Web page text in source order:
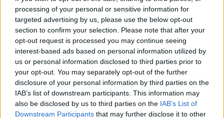
processing of your personal or sensitive information for
targeted advertising by us, please use the below opt-out
section to confirm your selection. Please note that after your
opt-out request is processed you may continue seeing
interest-based ads based on personal information utilized by
us or personal information disclosed to third parties prior to
your opt-out. You may separately opt-out of the further
disclosure of your personal information by third parties on the
IAB’s list of downstream participants. This information may
also be disclosed by us to third parties on the IAB’s List of
Downstream Participants that may further disclose it to other
τον μήνα, έχουν προσωπική διαφορά και
ωφελήθηκαν μόνο από την κατάργηση της
ειδικής εισφοράς αλληλεγγύης κατά μέσο
όρο με 111 ευρώ ετησίως. Οι συνταξιούχοι
αυτοί είναι 300.000 και θα λάβουν 250 ευρώ.
Η πέμπτη κατηγορία αφορά συνταξιούχους
που δεν είδαν ακέραια την αύξηση του 7,75%,
λόγω προσωπικής διαφοράς, έλαβαν, όμως,